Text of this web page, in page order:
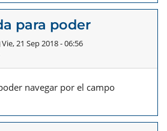
para poder
Vie, 21 Sep 2018 - 06:56
navegar por el campo